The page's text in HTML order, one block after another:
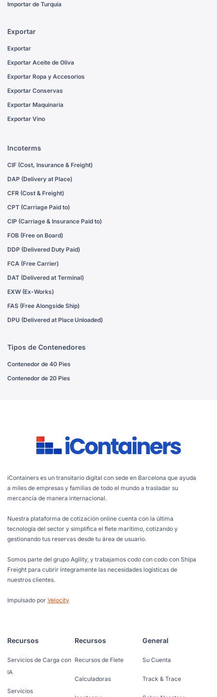
Importar de Turquía
Exportar
Exportar
Exportar Aceite de Oliva
Exportar Ropa y Accesorios
Exportar Conservas
Exportar Maquinaria
Exportar Vino
Incoterms
CIF (Cost, Insurance & Freight)
DAP (Delivery at Place)
CFR (Cost & Freight)
CPT (Carriage Paid to)
CIP (Carriage & Insurance Paid to)
FOB (Free on Board)
DDP (Delivered Duty Paid)
FCA (Free Carrier)
DAT (Delivered at Terminal)
EXW (Ex-Works)
FAS (Free Alongside Ship)
DPU (Delivered at Place Unloaded)
Tipos de Contenedores
Contenedor de 40 Pies
Contenedor de 20 Pies
iContainers es un transitario digital con sede en Barcelona que ayuda
a miles de empresas y familias de todo el mundo a trasladar su
mercancía de manera internacional.
Nuestra plataforma de cotización online cuenta con la última
tecnología del sector y simplifica el flete marítimo, cotizando y
gestionando tus reservas desde tu área de usuario.
Somos parte del grupo Agility, y trabajamos codo con codo con Shipa
Freight para cubrir íntegramente las necesidades logísticas de
nuestros clientes.
Impulsado por Velocity
Recursos
Servicios de Carga con
IA
Servicios
Recursos
Recursos de Flete
Calculadoras
General
Su Cuenta
Track & Trace